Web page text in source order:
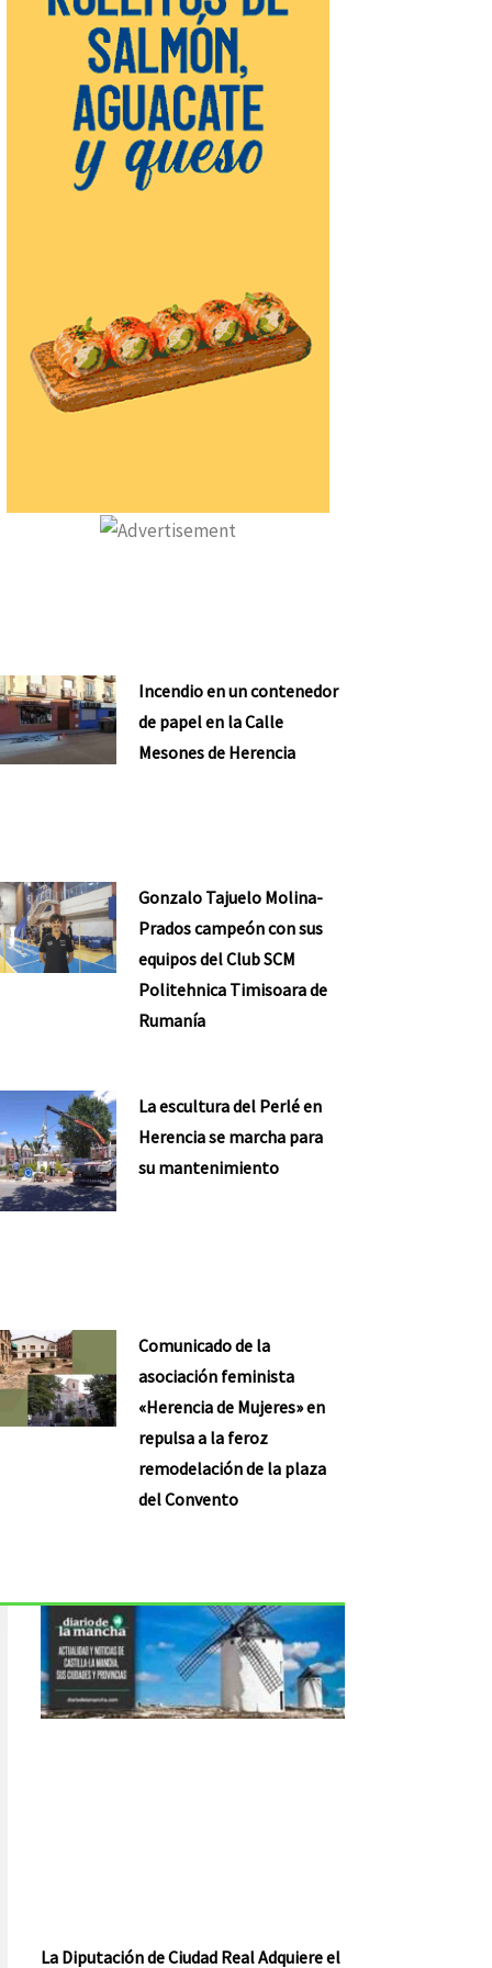
Incendio en un contenedor
de papel en la Calle
Mesones de Herencia
Gonzalo Tajuelo Molina-
Prados campeón con sus
equipos del Club SCM
Politehnica Timisoara de
Rumanía
La escultura del Perlé en
Herencia se marcha para
su mantenimiento
Comunicado de la
asociación feminista
«Herencia de Mujeres» en
repulsa a la feroz
remodelación de la plaza
del Convento
La Diputación de Ciudad Real Adquiere el